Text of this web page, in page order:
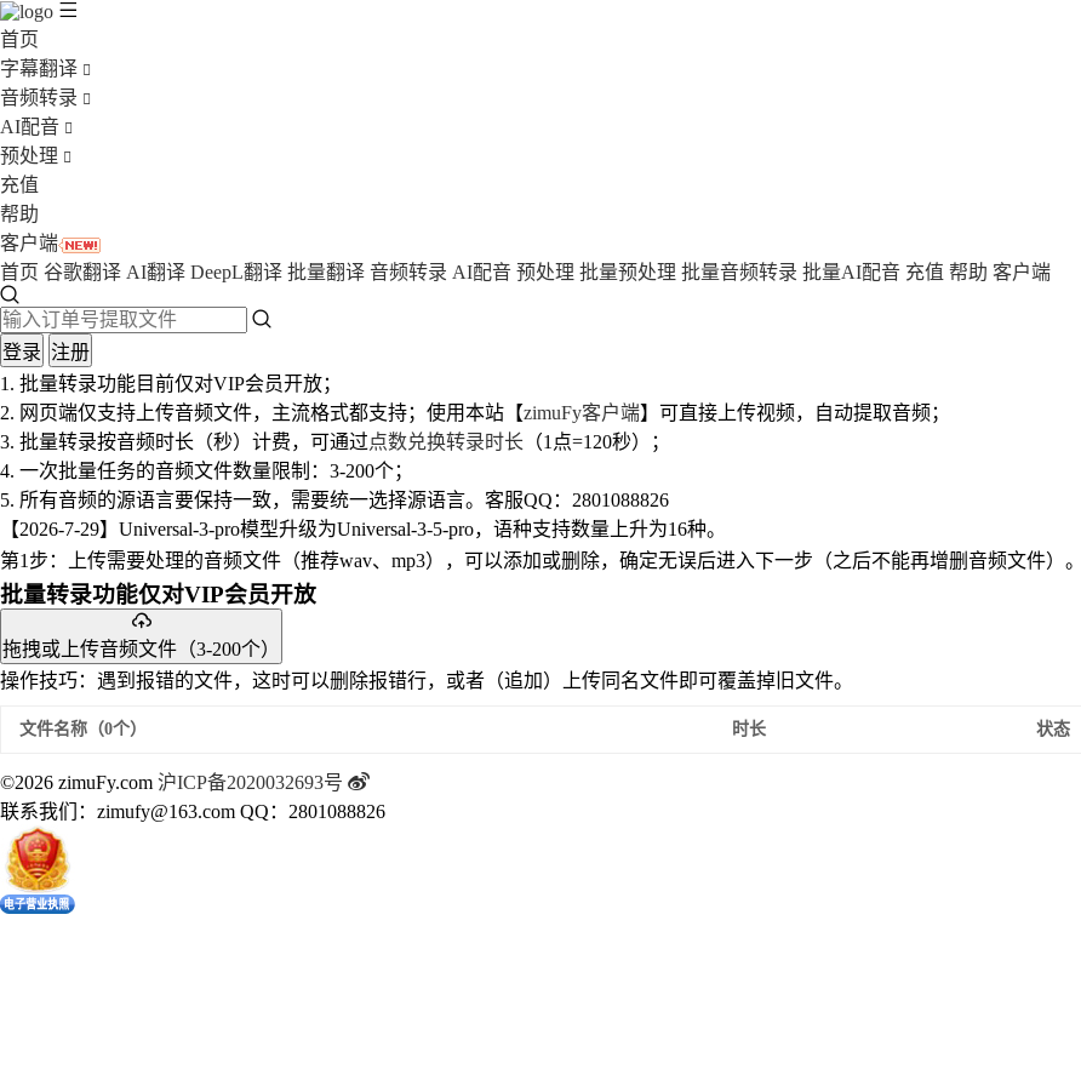
首页
字幕翻译
音频转录
AI配音
预处理
充值
帮助
客户端
首页 谷歌翻译 AI翻译 DeepL翻译 批量翻译 音频转录 AI配音 预处理 批量预处理 批量音频转录 批量AI配音 充值 帮助 客户端
登录 注册
1. 批量转录功能目前仅对VIP会员开放；
2. 网页端仅支持上传音频文件，主流格式都支持；使用本站【zimuFy客户端】可直接上传视频，自动提取音频；
3. 批量转录按音频时长（秒）计费，可通过点数兑换转录时长 （1点=120秒）；
4. 一次批量任务的音频文件数量限制：3-200个；
5. 所有音频的源语言要保持一致，需要统一选择源语言。 客服QQ：2801088826
【2026-7-29】Universal-3-pro模型升级为Universal-3-5-pro，语种支持数量上升为16种。
第1步：上传需要处理的音频文件（推荐wav、mp3），可以添加或删除，确定无误后进入下一步（之后不能再增删音频文件）。
批量转录功能仅对VIP会员开放
拖拽或上传音频文件（3-200个）
操作技巧：遇到报错的文件，这时可以删除报错行，或者（追加）上传同名文件即可覆盖掉旧文件。
文件名称（0个） 时长 状态
©2026 zimuFy.com 沪ICP备2020032693号
联系我们：zimufy@163.com QQ：2801088826